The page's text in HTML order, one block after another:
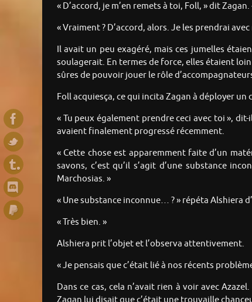
« D’accord, je m’en remets à toi, Foll, » dit
« Vraiment ? D’accord, alors. Je les prendrai avec
Il avait un peu exagéré, mais ces jumelles
soulagerait. En termes de force, elles étaient
sûres de pouvoir jouer le rôle
Foll acquiesça, ce qui incita Zagan à déployer
« Tu peux également prendre ceci avec toi »,
avaient finalement progressé récemment.
« Cette chose est apparemment faite d’un
savons, c’est qu’il s’agit d’une substance
Marchosias. »
« Une substance inconnue… ? » répéta Alshiera
« Très bien. »
Alshiera prit l’objet et l’observa attentivement.
« Je pensais que c’était lié à nos récents
Dans ce cas, cela n’avait rien à voir avec